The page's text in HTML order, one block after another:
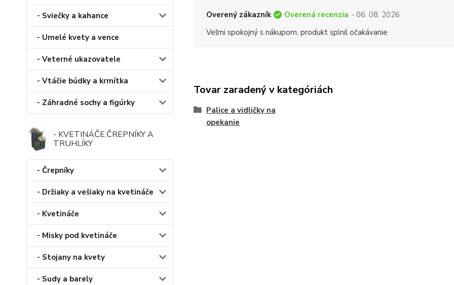
- Sviečky a kahance
- Umelé kvety a vence
- Veterné ukazovatele
- Vtáčie búdky a krmítka
- Záhradné sochy a figúrky
- KVETINÁČE,ČREPNÍKY A
TRUHLÍKY
- Črepníky
- Držiaky a vešiaky na kvetináče
- Kvetináče
- Misky pod kvetináče
- Stojany na kvety
- Sudy a barely
Overený zákazník Overená recenzia - 06. 08. 2026
Veľmi spokojný s nákupom, produkt splnil očakávanie
Tovar zaradený v kategóriách
Palice a vidličky na
opekanie